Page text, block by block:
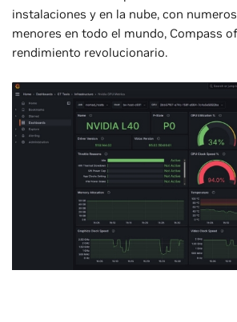
instalaciones y en la nube, con
menores en todo el mundo, Compass
rendimiento revolucionario.